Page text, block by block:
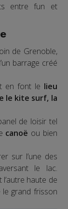
entre fun et
de Grenoble,
barrage créé
en font le lieu
le kite surf, la
de loisir tel
canoë ou bien
sur l’une des
le lac.
haute de
le grand frisson